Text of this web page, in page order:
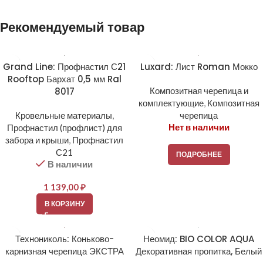
Рекомендуемый товар
Grand Line: Профнастил С21
Rooftop Бархат 0,5 мм Ral
8017
Кровельные материалы,
Профнастил (профлист) для
забора и крыши, Профнастил
С21
В наличии
1 139,00₽
В КОРЗИНУ
Luxard: Лист Roman Мокко
Композитная черепица и
комплектующие, Композитная
черепица
Нет в наличии
ПОДРОБНЕЕ
Технониколь: Коньково-
карнизная черепица ЭКСТРА
Неомид: BIO COLOR AQUA
Декоративная пропитка, Белый